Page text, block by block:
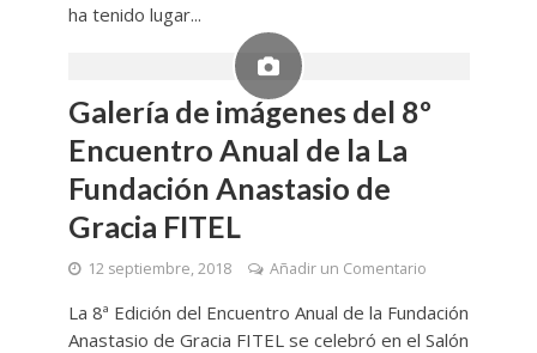
ha tenido lugar...
Galería de imágenes del 8º
Encuentro Anual de la La
Fundación Anastasio de
Gracia FITEL
12 septiembre, 2018 Añadir un Comentario
La 8ª Edición del Encuentro Anual de la Fundación
Anastasio de Gracia FITEL se celebró en el Salón